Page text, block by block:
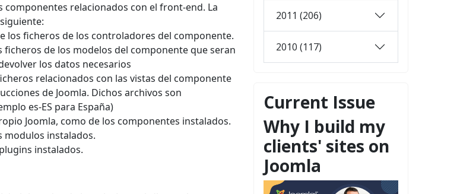
relacionados con el front-end. La
ficheros de los controladores del componente.
de los modelos del componente que seran
los datos necesarios
relacionados con las vistas del componente
de Joomla. Dichos archivos son
es-ES para España)
Joomla, como de los componentes instalados.
modulos instalados.
instalados.
2011 (206)
2010 (117)
Current Issue
Why I build my
clients' sites on
Joomla